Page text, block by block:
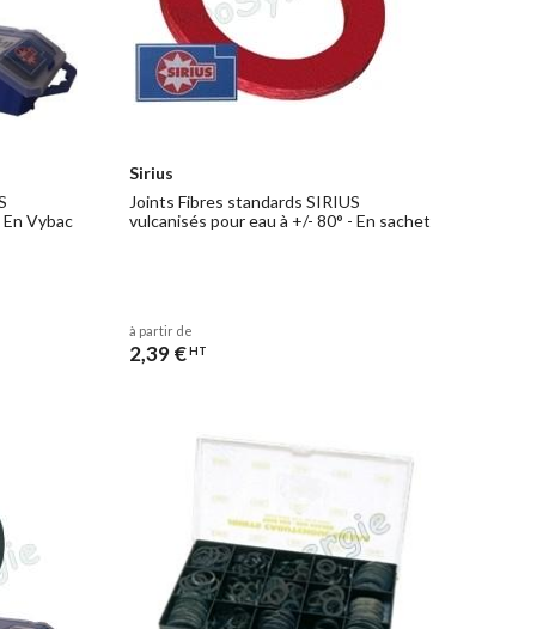
Vybac
Sirius
Joints Fibres standards SIRIUS
vulcanisés pour eau à +/- 80° - En sachet
à partir de
2,39 €HT